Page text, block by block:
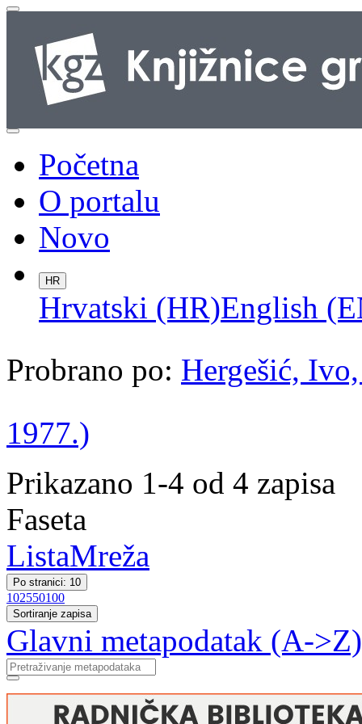
Početna
O portalu
Novo
HR
Hrvatski (HR)English
Probrano po: Hergešić,
1977.)
Prikazano 1-4 od 4 zapisa
Faseta
ListaMreža
Po stranici: 10
102550100
Sortiranje zapisa
Glavni metapodatak (A->Z)